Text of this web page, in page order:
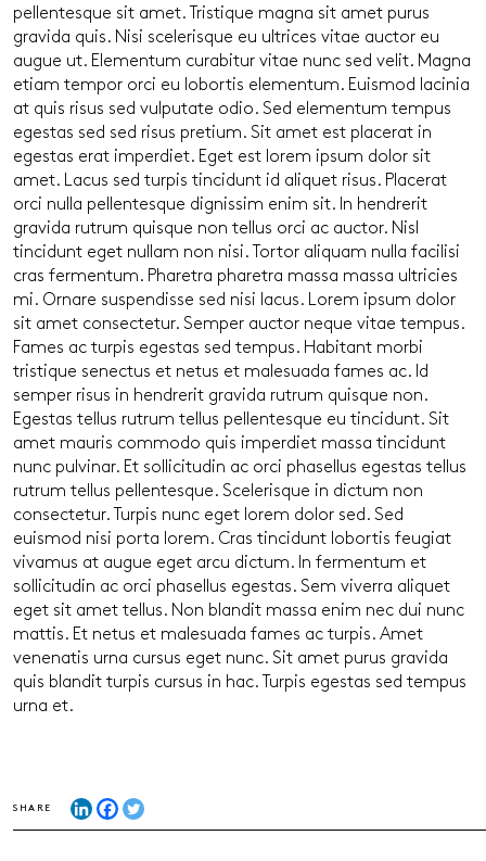
pellentesque sit amet. Tristique magna sit amet purus
gravida quis. Nisi scelerisque eu ultrices vitae auctor eu
augue ut. Elementum curabitur vitae nunc sed velit. Magna
etiam tempor orci eu lobortis elementum. Euismod lacinia
at quis risus sed vulputate odio. Sed elementum tempus
egestas sed sed risus pretium. Sit amet est placerat in
egestas erat imperdiet. Eget est lorem ipsum dolor sit
amet. Lacus sed turpis tincidunt id aliquet risus. Placerat
orci nulla pellentesque dignissim enim sit. In hendrerit
gravida rutrum quisque non tellus orci ac auctor. Nisl
tincidunt eget nullam non nisi. Tortor aliquam nulla facilisi
cras fermentum. Pharetra pharetra massa massa ultricies
mi. Ornare suspendisse sed nisi lacus. Lorem ipsum dolor
sit amet consectetur. Semper auctor neque vitae tempus.
Fames ac turpis egestas sed tempus. Habitant morbi
tristique senectus et netus et malesuada fames ac. Id
semper risus in hendrerit gravida rutrum quisque non.
Egestas tellus rutrum tellus pellentesque eu tincidunt. Sit
amet mauris commodo quis imperdiet massa tincidunt
nunc pulvinar. Et sollicitudin ac orci phasellus egestas tellus
rutrum tellus pellentesque. Scelerisque in dictum non
consectetur. Turpis nunc eget lorem dolor sed. Sed
euismod nisi porta lorem. Cras tincidunt lobortis feugiat
vivamus at augue eget arcu dictum. In fermentum et
sollicitudin ac orci phasellus egestas. Sem viverra aliquet
eget sit amet tellus. Non blandit massa enim nec dui nunc
mattis. Et netus et malesuada fames ac turpis. Amet
venenatis urna cursus eget nunc. Sit amet purus gravida
quis blandit turpis cursus in hac. Turpis egestas sed tempus
urna et.
SHARE